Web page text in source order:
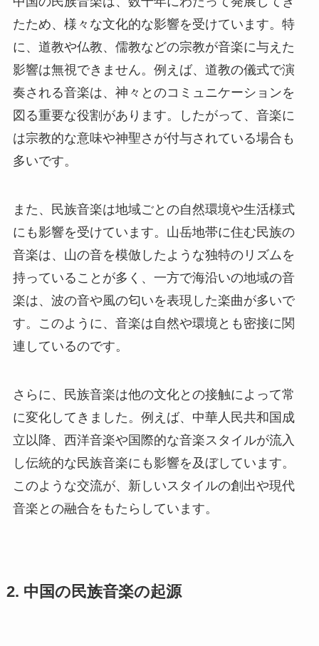
たため、様々な文化的な影響を受けています。特
に、道教や仏教、儒教などの宗教が音楽に与えた
影響は無視できません。例えば、道教の儀式で演
奏される音楽は、神々とのコミュニケーションを
図る重要な役割があります。したがって、音楽に
は宗教的な意味や神聖さが付与されている場合も
多いです。
また、民族音楽は地域ごとの自然環境や生活様式
にも影響を受けています。山岳地帯に住む民族の
音楽は、山の音を模倣したような独特のリズムを
持っていることが多く、一方で海沿いの地域の音
楽は、波の音や風の匂いを表現した楽曲が多いで
す。このように、音楽は自然や環境とも密接に関
連しているのです。
さらに、民族音楽は他の文化との接触によって常
に変化してきました。例えば、中華人民共和国成
立以降、西洋音楽や国際的な音楽スタイルが流入
し伝統的な民族音楽にも影響を及ぼしています。
このような交流が、新しいスタイルの創出や現代
音楽との融合をもたらしています。
2. 中国の民族音楽の起源